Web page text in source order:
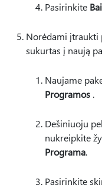
Pasirinkite
Norėdami įtraukti
sukurtas į naują
Naujame
Programos .
Dešiniuoju
nukreipkite
Programa.
Pasirinkite